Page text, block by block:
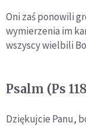
Oni zaś ponowili
wymierzenia im
wszyscy wielbili
Psalm (Ps
Dziękujcie Panu,